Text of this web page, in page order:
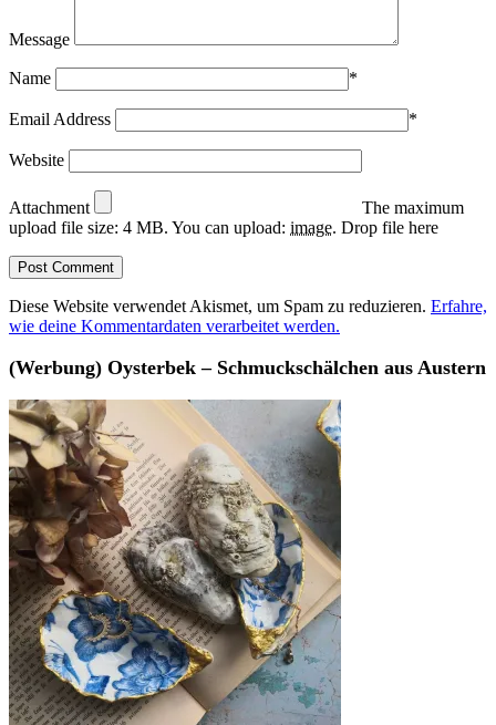
Message
Name *
Email Address *
Website
Attachment
The maximum
upload file size: 4 MB. You can upload: image. Drop file here
Diese Website verwendet Akismet, um Spam zu reduzieren. Erfahre,
wie deine Kommentardaten verarbeitet werden.
(Werbung) Oysterbek – Schmuckschälchen aus Austern